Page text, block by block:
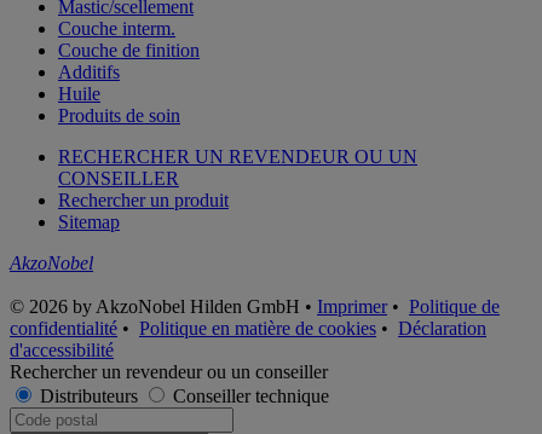
Mastic/scellement
Couche interm.
Couche de finition
Additifs
Huile
Produits de soin
RECHERCHER UN REVENDEUR OU UN
CONSEILLER
Rechercher un produit
Sitemap
AkzoNobel
© 2026 by AkzoNobel Hilden GmbH • Imprimer• Politique de
confidentialité • Politique en matière de cookies • Déclaration
d'accessibilité
Rechercher un revendeur ou un conseiller
Distributeurs
Conseiller technique